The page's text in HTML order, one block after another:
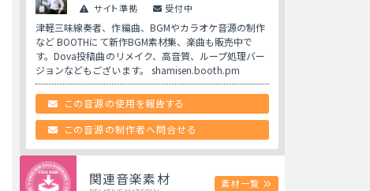
サイト準拠 受付中
津軽三味線奏者、作編曲、BGMやカラオケ音源の制作
など BOOTHにて新作BGM素材集、楽曲も販売中で
す。Dova投稿曲のリメイク、高音質、ループ処理バー
ジョンなどもございます。 shamisen.booth.pm
この音源の使用を報告する
この音源の制作者へ問合せる
関連音楽素材 素材一覧